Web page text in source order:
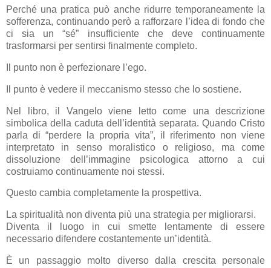
Perché una pratica può anche ridurre temporaneamente la
sofferenza, continuando però a rafforzare l’idea di fondo che
ci sia un “sé” insufficiente che deve continuamente
trasformarsi per sentirsi finalmente completo.
Il punto non è perfezionare l’ego.
Il punto è vedere il meccanismo stesso che lo sostiene.
Nel libro, il Vangelo viene letto come una descrizione
simbolica della caduta dell’identità separata. Quando Cristo
parla di “perdere la propria vita”, il riferimento non viene
interpretato in senso moralistico o religioso, ma come
dissoluzione dell’immagine psicologica attorno a cui
costruiamo continuamente noi stessi.
Questo cambia completamente la prospettiva.
La spiritualità non diventa più una strategia per migliorarsi.
Diventa il luogo in cui smette lentamente di essere
necessario difendere costantemente un’identità.
È un passaggio molto diverso dalla crescita personale